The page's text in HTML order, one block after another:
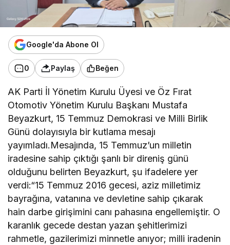
Google'da Abone Ol
0 Paylaş Beğen
AK Parti İl Yönetim Kurulu Üyesi ve Öz Fırat
Otomotiv Yönetim Kurulu Başkanı Mustafa
Beyazkurt, 15 Temmuz Demokrasi ve Milli Birlik
Günü dolayısıyla bir kutlama mesajı
yayımladı.Mesajında, 15 Temmuz’un milletin
iradesine sahip çıktığı şanlı bir direniş günü
olduğunu belirten Beyazkurt, şu ifadelere yer
verdi:“15 Temmuz 2016 gecesi, aziz milletimiz
bayrağına, vatanına ve devletine sahip çıkarak
hain darbe girişimini canı pahasına engellemiştir. O
karanlık gecede destan yazan şehitlerimizi
rahmetle, gazilerimizi minnetle anıyor; milli iradenin